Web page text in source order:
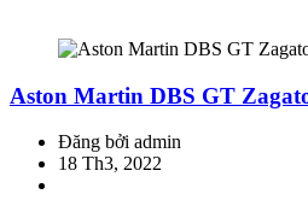
Aston Martin DBS GT
Đăng bởi admin
18 Th3, 2022